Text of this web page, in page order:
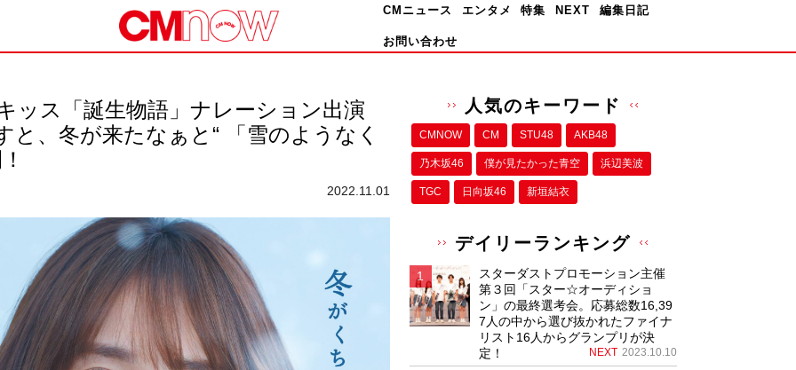
CMニュース エンタメ 特集 NEXT 編集日記
お問い合わせ
ッス「誕生物語」ナレーション出演
と、冬が来たなぁと“ 「雪のようなく
2022.11.01
人気のキーワード
CMNOW CM STU48 AKB48
乃木坂46 僕が⾒たかった⻘空 浜辺美波
TGC 日向坂46 新垣結衣
デイリーランキング
スターダストプロモーション主催
第３回「スター☆オーディショ
ン」の最終選考会。応募総数16,39
7人の中から選び抜かれたファイナ
リスト16人からグランプリが決
定！
NEXT 2023.10.10